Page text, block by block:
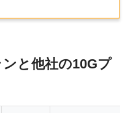
と他社の10Gプ